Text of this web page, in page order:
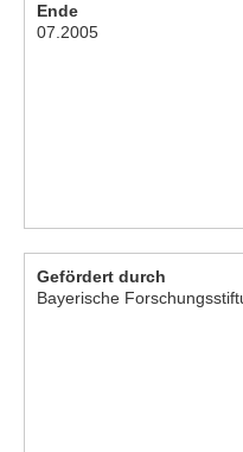
Ende
07.2005
Gefördert durch
Bayerische